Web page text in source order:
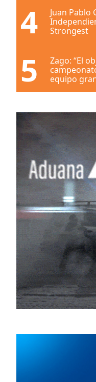
4
Juan Pablo
Strongest
5
Zago: “El
equipo